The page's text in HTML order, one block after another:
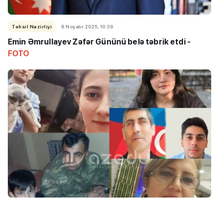
Təhsil Nazirliyi 8 Noyabr 2025, 10:39
Emin Əmrullayev Zəfər Gününü belə təbrik etdi -
FOTO